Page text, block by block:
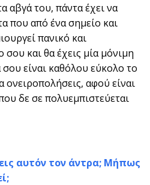
αβγά του, πάντα έχει να
που από ένα σημείο και
πανικό και
και θα έχεις μία μόνιμη
είναι καθόλου εύκολο το
ονειροπολήσεις, αφού είναι
δε σε πολυεμπιστεύεται
αυτόν τον άντρα; Μήπως